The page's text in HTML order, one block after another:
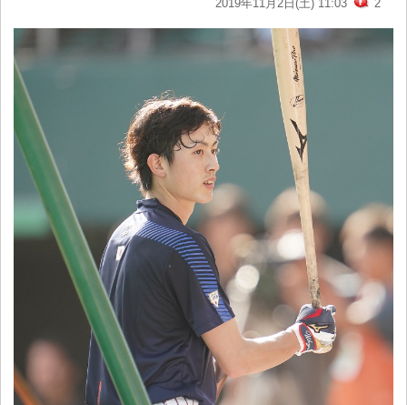
2019年11月2日(土) 11:03 2